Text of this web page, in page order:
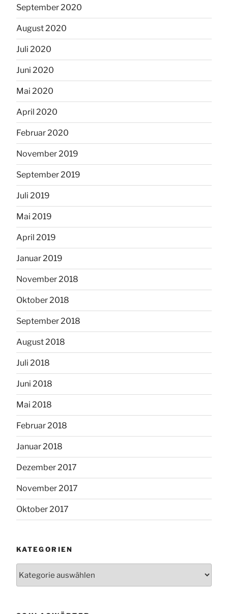
September 2020
August 2020
Juli 2020
Juni 2020
Mai 2020
April 2020
Februar 2020
November 2019
September 2019
Juli 2019
Mai 2019
April 2019
Januar 2019
November 2018
Oktober 2018
September 2018
August 2018
Juli 2018
Juni 2018
Mai 2018
Februar 2018
Januar 2018
Dezember 2017
November 2017
Oktober 2017
KATEGORIEN